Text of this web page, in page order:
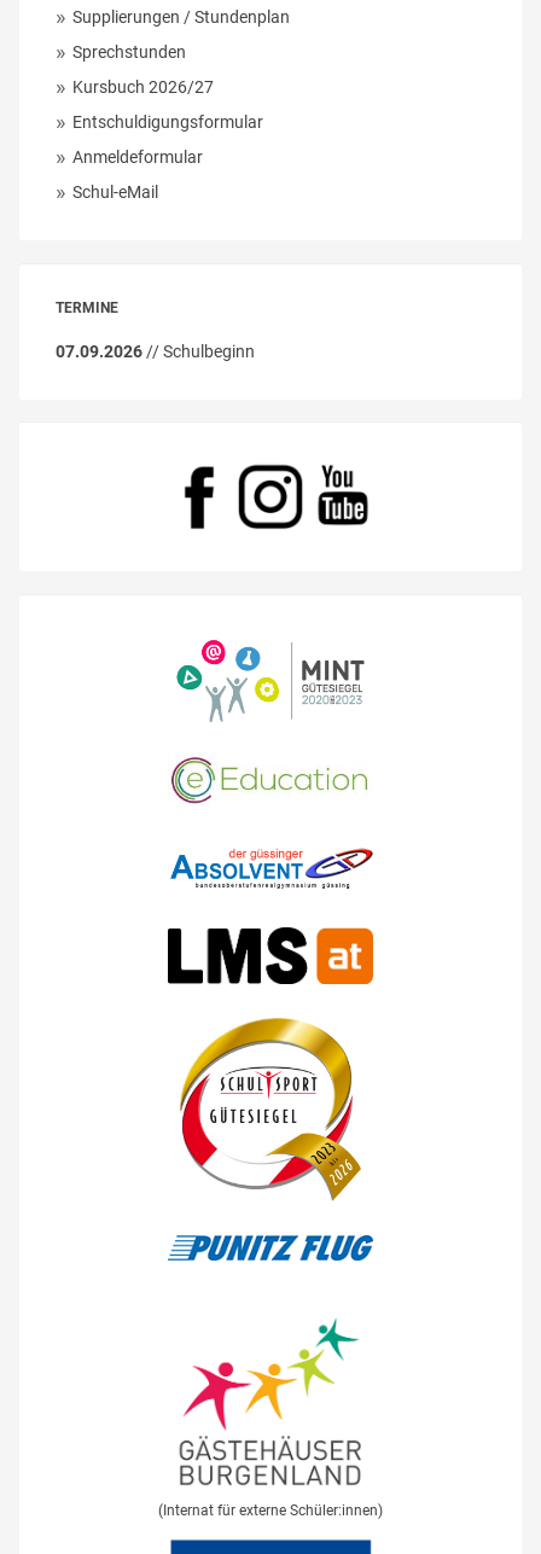
Supplierungen / Stundenplan
Sprechstunden
Kursbuch 2026/27
Entschuldigungsformular
Anmeldeformular
Schul-eMail
TERMINE
07.09.2026 // Schulbeginn
(Internat für externe Schüler:innen)